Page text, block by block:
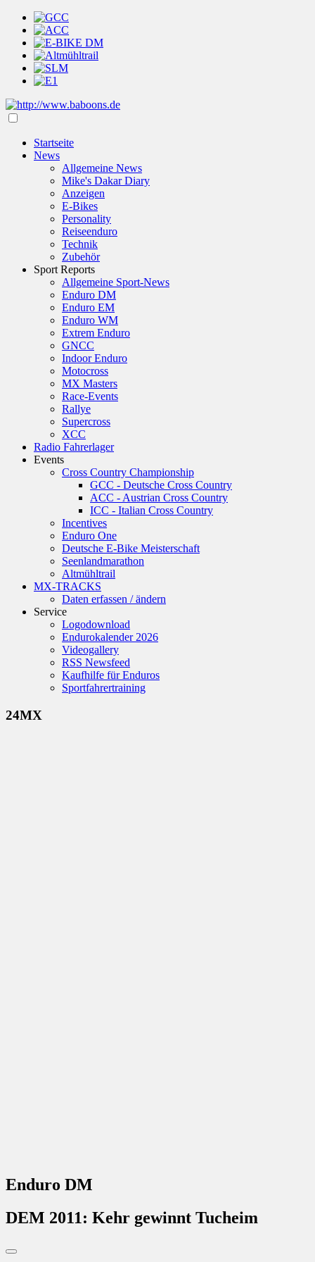
Startseite
News
Allgemeine News
Mike's Dakar Diary
Anzeigen
E-Bikes
Personality
Reiseenduro
Technik
Zubehör
Sport Reports
Allgemeine Sport-News
Enduro DM
Enduro EM
Enduro WM
Extrem Enduro
GNCC
Indoor Enduro
Motocross
MX Masters
Race-Events
Rallye
Supercross
XCC
Radio Fahrerlager
Events
Cross Country Championship
GCC - Deutsche Cross Country
ACC - Austrian Cross Country
ICC - Italian Cross Country
Incentives
Enduro One
Deutsche E-Bike Meisterschaft
Seenlandmarathon
Altmühltrail
MX-TRACKS
Daten erfassen / ändern
Service
Logodownload
Endurokalender 2026
Videogallery
RSS Newsfeed
Kaufhilfe für Enduros
Sportfahrertraining
24MX
Enduro DM
DEM 2011: Kehr gewinnt Tucheim